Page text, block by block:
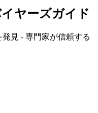
ヤーズガイド
見 - 専門家が信頼する